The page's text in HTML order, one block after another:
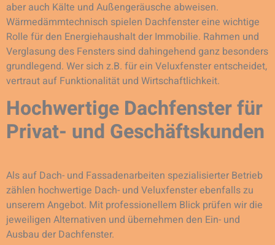
aber auch Kälte und Außengeräusche abweisen.
Wärmedämmtechnisch spielen Dachfenster eine wichtige
Rolle für den Energiehaushalt der Immobilie. Rahmen und
Verglasung des Fensters sind dahingehend ganz besonders
grundlegend. Wer sich z.B. für ein Veluxfenster entscheidet,
vertraut auf Funktionalität und Wirtschaftlichkeit.
Hochwertige Dachfenster für
Privat- und Geschäftskunden
Als auf Dach- und Fassadenarbeiten spezialisierter Betrieb
zählen hochwertige Dach- und Veluxfenster ebenfalls zu
unserem Angebot. Mit professionellem Blick prüfen wir die
jeweiligen Alternativen und übernehmen den Ein- und
Ausbau der Dachfenster.